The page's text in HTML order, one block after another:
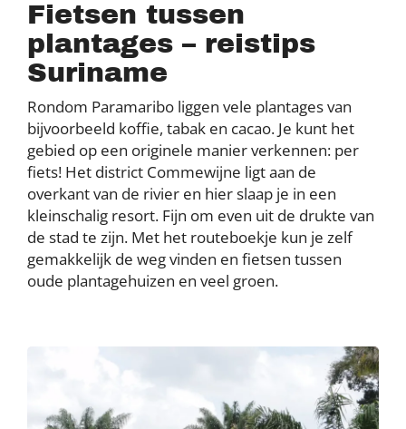
Fietsen tussen
plantages – reistips
Suriname
Rondom Paramaribo liggen vele plantages van
bijvoorbeeld koffie, tabak en cacao. Je kunt het
gebied op een originele manier verkennen: per
fiets! Het district Commewijne ligt aan de
overkant van de rivier en hier slaap je in een
kleinschalig resort. Fijn om even uit de drukte van
de stad te zijn. Met het routeboekje kun je zelf
gemakkelijk de weg vinden en fietsen tussen
oude plantagehuizen en veel groen.